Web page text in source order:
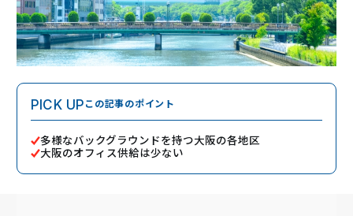
PICK UPこの記事のポイント
多様なバックグラウンドを持つ大阪の各地区
大阪のオフィス供給は少ない